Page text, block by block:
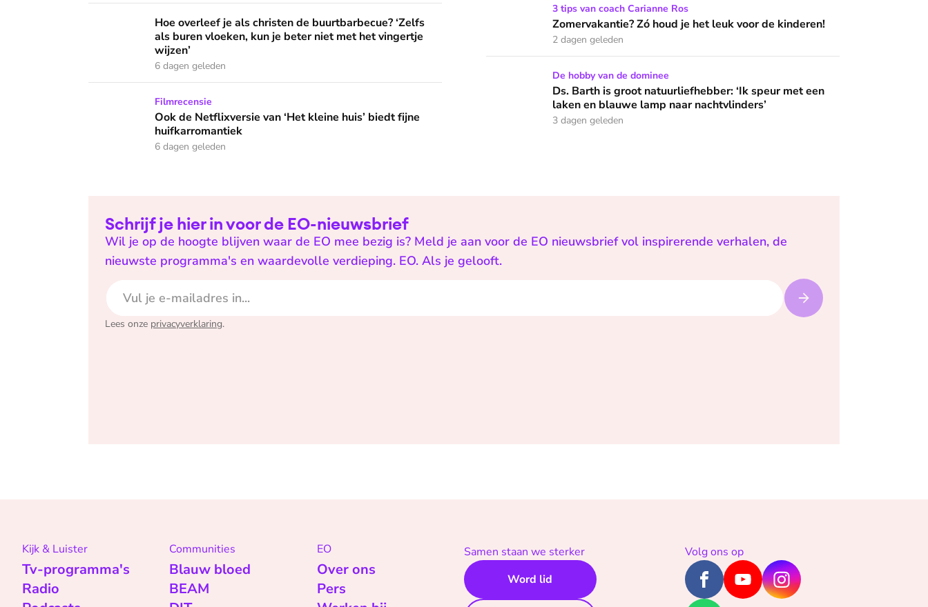
Hoe overleef je als christen de buurtbarbecue? ‘Zelfs als buren vloeken, kun je beter niet met het vingertje wijzen’
Hoe overleef je als christen de buurtbarbecue? ‘Zelfs
als buren vloeken, kun je beter niet met het vingertje
wijzen’
6 dagen geleden
Ook de Netflixversie van ‘Het kleine huis’ biedt fijne huifkarromantiek
Filmrecensie
Ook de Netflixversie van ‘Het kleine huis’ biedt fijne
huifkarromantiek
6 dagen geleden
Zomervakantie? Zó houd je het leuk voor de kinderen!
3 tips van coach Carianne Ros
Zomervakantie? Zó houd je het leuk voor de kinderen!
2 dagen geleden
Ds. Barth is groot natuurliefhebber: ‘Ik speur met een laken en blauwe lamp naar
De hobby van de dominee
Ds. Barth is groot natuurliefhebber: ‘Ik speur met een
laken en blauwe lamp naar nachtvlinders’
3 dagen geleden
Schrijf je hier in voor de EO-nieuwsbrief
Wil je op de hoogte blijven waar de EO mee bezig is? Meld je aan voor de EO nieuwsbrief vol inspirerende verhalen, de
nieuwste programma's en waardevolle verdieping. EO. Als je gelooft.
Lees onze privacyverklaring.
Kijk & Luister
Tv-programma's
Radio
Communities
Blauw bloed
BEAM
EO
Over ons
Pers
Samen staan we sterker
Word lid
Volg ons op